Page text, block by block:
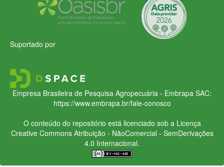
Suportado por
Empresa Brasileira de Pesquisa Agropecuária - Embrapa SAC:
https://www.embrapa.br/fale-conosco
O conteúdo do repositório está licenciado sob a Licença
Creative CommonsAtribuição - NãoComercial - SemDerivações
4.0 Internacional.